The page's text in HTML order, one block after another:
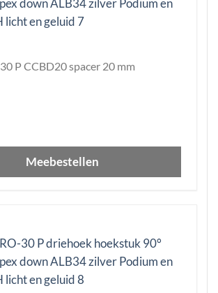
P CCBD20 spacer 20 mm
Meebestellen